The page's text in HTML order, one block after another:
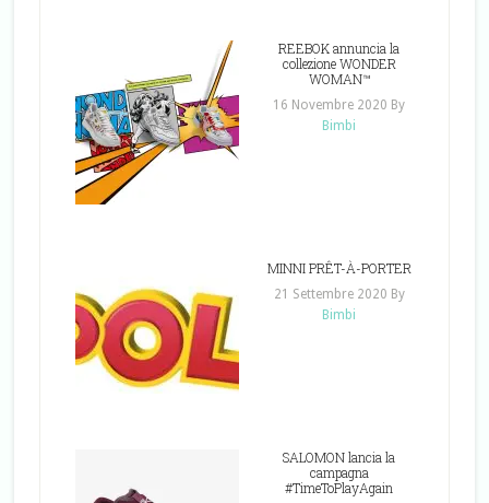
REEBOK annuncia la
collezione WONDER
WOMAN™
16 Novembre 2020 By
Bimbi
MINNI PRÊT-À-PORTER
21 Settembre 2020 By
Bimbi
SALOMON lancia la
campagna
#TimeToPlayAgain